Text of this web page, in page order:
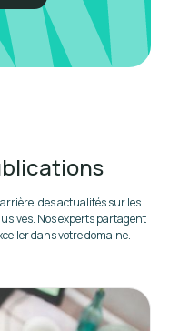
des actualités sur les
Nos experts partagent
dans votre domaine.